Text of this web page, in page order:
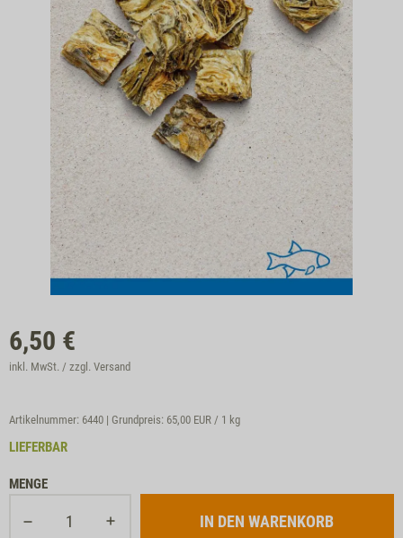
6,50 €
inkl. MwSt. / zzgl. Versand
Artikelnummer: 6440 | Grundpreis: 65,00 EUR / 1 kg
LIEFERBAR
MENGE